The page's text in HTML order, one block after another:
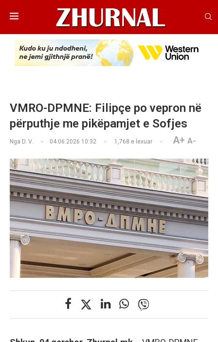
VMRO-DPMNE: Filipçe po vepron në
përputhje me pikëpamjet e Sofjes
Nga D. V. 04.06.2026 10:32 1,768 e lexuar A+ A-